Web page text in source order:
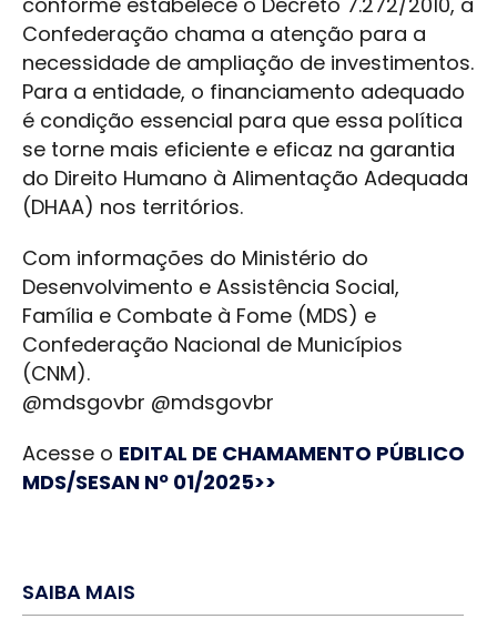
Confederação chama a atenção para a
necessidade de ampliação de investimentos.
Para a entidade, o financiamento adequado
é condição essencial para que essa política
se torne mais eficiente e eficaz na garantia
do Direito Humano à Alimentação Adequada
(DHAA) nos territórios.
Com informações do Ministério do
Desenvolvimento e Assistência Social,
Família e Combate à Fome (MDS) e
Confederação Nacional de Municípios
(CNM).
@mdsgovbr @mdsgovbr
Acesse o EDITAL DE CHAMAMENTO PÚBLICO
MDS/SESAN Nº 01/2025>>
SAIBA MAIS